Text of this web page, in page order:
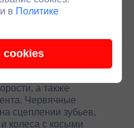
червячного
полная доступность
эффективно снижает
крутящий момент.
оборудования
авиастроения и
а также
Червячные
сцеплении зубьев,
колеса с косыми
в Политике
cookies